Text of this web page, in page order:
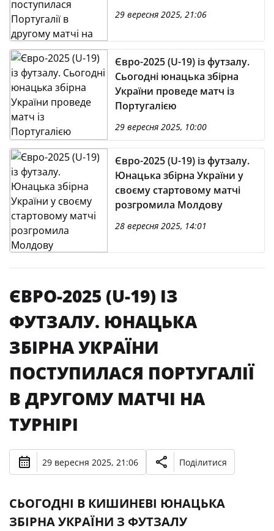
29 вересня 2025, 21:06
Євро-2025 (U-19) із футзалу.
Сьогодні юнацька збірна
України проведе матч із
Португалією
29 вересня 2025, 10:00
Євро-2025 (U-19) із футзалу.
Юнацька збірна України у
своєму стартовому матчі
розгромила Молдову
28 вересня 2025, 14:01
ЄВРО-2025 (U-19) ІЗ
ФУТЗАЛУ. ЮНАЦЬКА
ЗБІРНА УКРАЇНИ
ПОСТУПИЛАСЯ ПОРТУГАЛІЇ
В ДРУГОМУ МАТЧІ НА
ТУРНІРІ
29 вересня 2025, 21:06 Поділитися
CЬОГОДНІ В КИШИНЕВІ ЮНАЦЬКА
ЗБІРНА УКРАЇНИ З ФУТЗАЛУ